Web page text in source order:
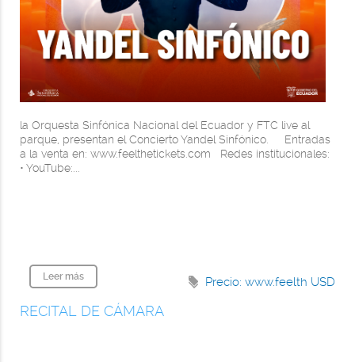
la Orquesta Sinfónica Nacional del Ecuador y FTC live al
parque, presentan el Concierto Yandel Sinfónico. Entradas
a la venta en: www.feelthetickets.com Redes institucionales:
• YouTube:...
Leer más Precio: www.feelth USD
RECITAL DE CÁMARA